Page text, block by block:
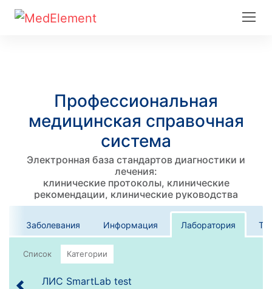
Профессиональная
медицинская справочная
система
Электронная база стандартов диагностики и
лечения:
клинические протоколы, клинические
рекомендации, клинические руководства
Заболевания Информация Лаборатория
Список Категории
ЛИС SmartLab test